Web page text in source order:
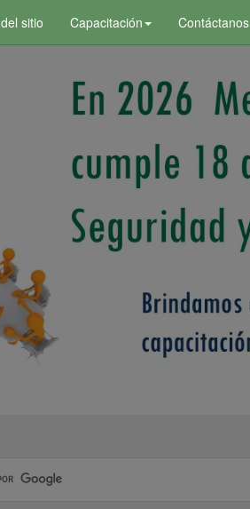
sitio Capacitación Contáctanos